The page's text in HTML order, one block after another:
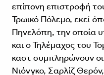
επίπονη επιστροφή
Τρωικό Πόλεμο, εκεί
Πηνελόπη, την οποία
και ο Τηλέμαχος του
καστ συμπληρώνουν
Νιόνγκο, Σαρλίζ